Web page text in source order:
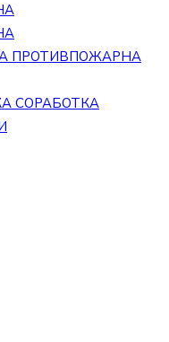
ПРОТИВПОЖАРНА
СОРАБОТКА